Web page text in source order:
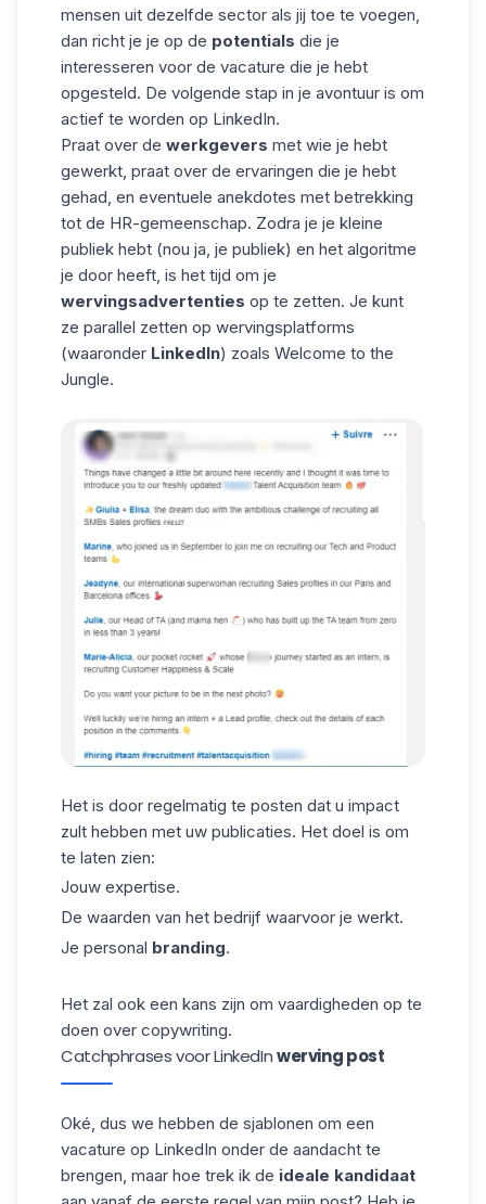
mensen uit dezelfde sector als jij toe te voegen,
dan richt je je op de potentials die je
interesseren voor de vacature die je hebt
opgesteld. De volgende stap in je avontuur is om
actief te worden op LinkedIn.
Praat over de werkgevers met wie je hebt
gewerkt, praat over de ervaringen die je hebt
gehad, en eventuele anekdotes met betrekking
tot de HR-gemeenschap. Zodra je je kleine
publiek hebt (nou ja, je publiek) en het algoritme
je door heeft, is het tijd om je
wervingsadvertenties op te zetten. Je kunt
ze parallel zetten op wervingsplatforms
(waaronder LinkedIn) zoals Welcome to the
Jungle.
Het is door regelmatig te posten dat u impact
zult hebben met uw publicaties. Het doel is om
te laten zien:
Jouw expertise.
De waarden van het bedrijf waarvoor je werkt.
Je personal branding.
Het zal ook een kans zijn om vaardigheden op te
doen over copywriting.
Catchphrases voor LinkedInwerving post
Oké, dus we hebben de sjablonen om een
vacature op LinkedIn onder de aandacht te
brengen, maar hoe trek ik de ideale kandidaat